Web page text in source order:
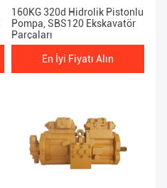
160KG 320d Hidrolik Pistonlu
Pompa, SBS120 Ekskavatör
Parçaları
En İyi Fiyatı Alın